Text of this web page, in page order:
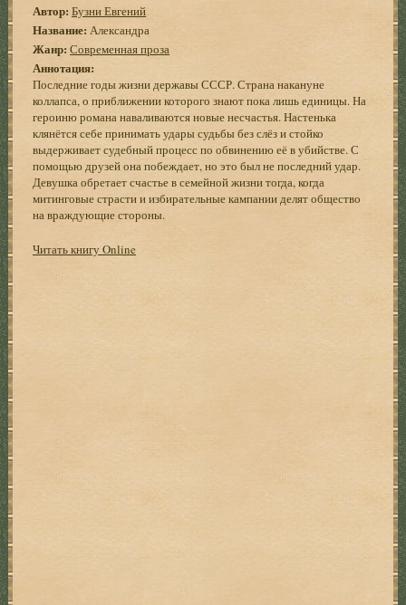
Автор: Бузни Евгений
Название: Александра
Жанр: Современная проза
Аннотация:
Последние годы жизни державы СССР. Страна накануне
коллапса, о приближении которого знают пока лишь единицы. На
героиню романа наваливаются новые несчастья. Настенька
клянётся себе принимать удары судьбы без слёз и стойко
выдерживает судебный процесс по обвинению её в убийстве. С
помощью друзей она побеждает, но это был не последний удар.
Девушка обретает счастье в семейной жизни тогда, когда
митинговые страсти и избирательные кампании делят общество
на враждующие стороны.
Читать книгу Online